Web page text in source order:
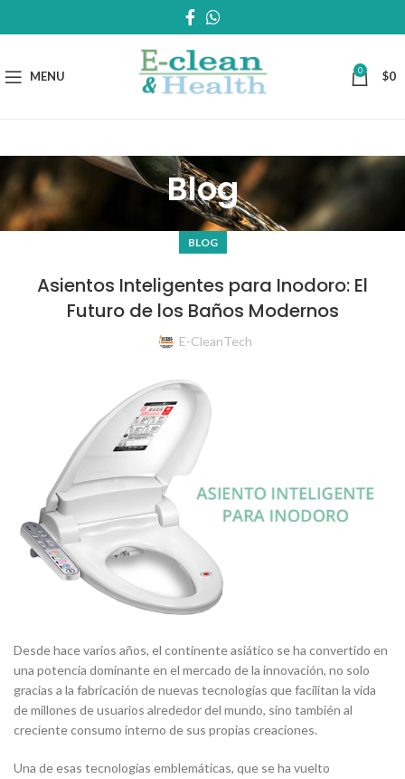
MENU 0 $0
Blog
BLOG
Asientos Inteligentes para Inodoro: El
Futuro de los Baños Modernos
E-CleanTech
Desde hace varios años, el continente asiático se ha convertido en
una potencia dominante en el mercado de la innovación, no solo
gracias a la fabricación de nuevas tecnologías que facilitan la vida
de millones de usuarios alrededor del mundo, sino también al
creciente consumo interno de sus propias creaciones.
Una de esas tecnologías emblemáticas, que se ha vuelto